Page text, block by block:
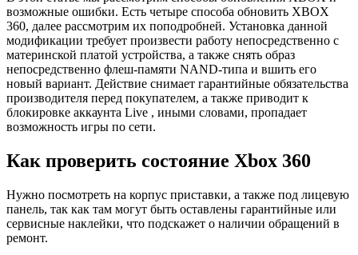
возможные ошибки. Есть четыре способа обновить XBOX
360, далее рассмотрим их поподробней. Установка данной
модификации требует произвести работу непосредственно с
материнской платой устройства, а также снять образ
непосредственно флеш-памяти NAND-типа и вшить его
новый вариант. Действие снимает гарантийные обязательства
производителя перед покупателем, а также приводит к
блокировке аккаунта Live , иными словами, пропадает
возможность игры по сети.
Как проверить состояние Xbox 360
Нужно посмотреть на корпус приставки, а также под лицевую
панель, так как там могут быть оставлены гарантийные или
сервисные наклейки, что подскажет о наличии обращений в
ремонт.